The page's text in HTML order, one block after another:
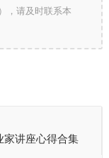
，请及时联系本
家讲座心得合集